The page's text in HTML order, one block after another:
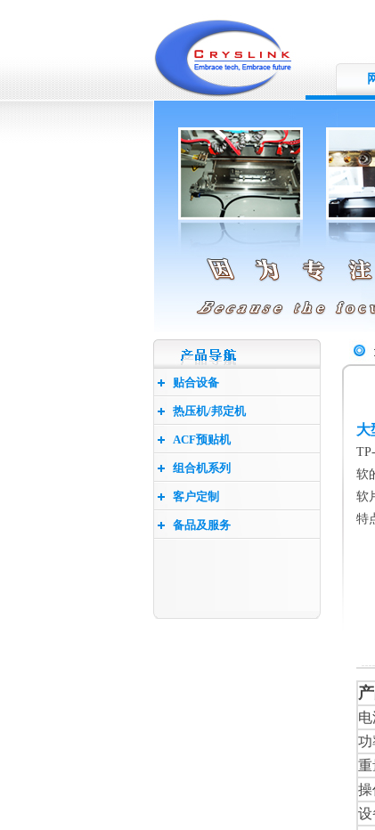
贴合设备
热压机/邦定机
ACF预贴机
组合机系列
客户定制
备品及服务
大
软
软
特
功
重
操
设